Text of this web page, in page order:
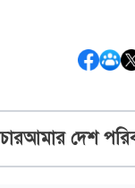
আমার দেশ